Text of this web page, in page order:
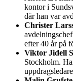
kontor i
där han var
Christer
efter 40 år på
Viktor Jidell
Stockholm.